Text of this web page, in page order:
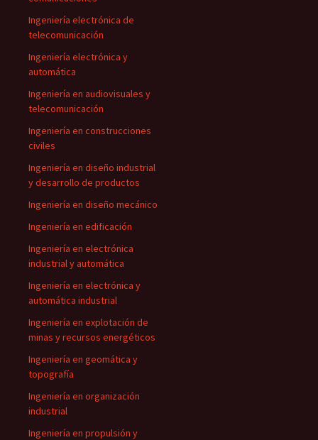
Ingeniería electrónica de
telecomunicación
Ingeniería electrónica y
automática
Ingeniería en audiovisuales y
telecomunicación
Ingeniería en construcciones
civiles
Ingeniería en diseño industrial
y desarrollo de productos
Ingeniería en diseño mecánico
Ingeniería en edificación
Ingeniería en electrónica
industrial y automática
Ingeniería en electrónica y
automática industrial
Ingeniería en explotación de
minas y recursos energéticos
Ingeniería en geomática y
topografía
Ingeniería en organización
industrial
Ingeniería en propulsión y